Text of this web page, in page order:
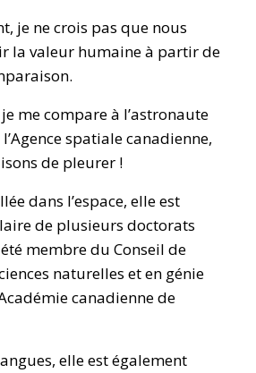
je ne crois pas que nous
la valeur humaine à partir de
me compare à l’astronaute
spatiale canadienne,
de pleurer !
dans l’espace, elle est
de plusieurs doctorats
membre du Conseil de
naturelles et en génie
canadienne de
elle est également